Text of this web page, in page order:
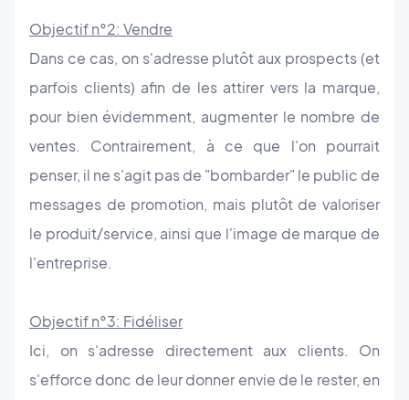
Objectif n°2: Vendre
Dans ce cas, on s'adresse plutôt aux prospects (et
parfois clients) afin de les attirer vers la marque,
pour bien évidemment, augmenter le nombre de
ventes. Contrairement, à ce que l'on pourrait
penser, il ne s'agit pas de "bombarder" le public de
messages de promotion, mais plutôt de valoriser
le produit/service, ainsi que l'image de marque de
l'entreprise.
Objectif n°3: Fidéliser
Ici, on s'adresse directement aux clients. On
s'efforce donc de leur donner envie de le rester, en